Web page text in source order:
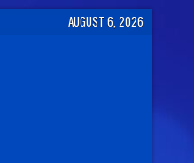
AUGUST 6, 2026